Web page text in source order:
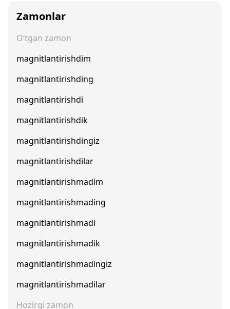
Zamonlar
O‘tgan zamon
magnitlantirishdim
magnitlantirishding
magnitlantirishdi
magnitlantirishdik
magnitlantirishdingiz
magnitlantirishdilar
magnitlantirishmadim
magnitlantirishmading
magnitlantirishmadi
magnitlantirishmadik
magnitlantirishmadingiz
magnitlantirishmadilar
Hozirgi zamon